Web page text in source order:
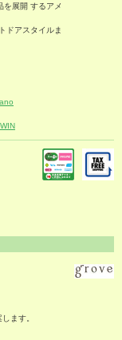
を展開 するアメ
ドアスタイルま
ます。